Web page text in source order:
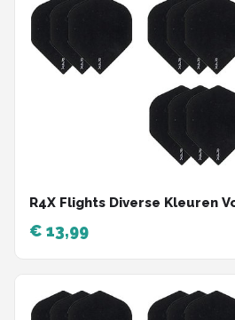
R4X Flights Diverse Kleuren
€ 13,99